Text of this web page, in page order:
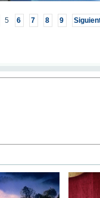
5 6 7 8 9